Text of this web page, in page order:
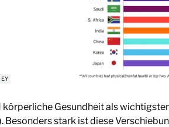
körperliche Gesundheit als
stark ist diese